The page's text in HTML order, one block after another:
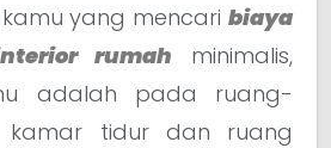
yang mencari biaya
rumah minimalis,
adalah pada ruang-
kamar tidur dan ruang